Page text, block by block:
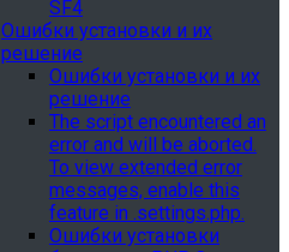
SF4
Ошибки установки и их
решение
Ошибки установки и их
решение
The script encountered an
error and will be aborted.
To view extended error
messages, enable this
feature in .settings.php.
Ошибки установки